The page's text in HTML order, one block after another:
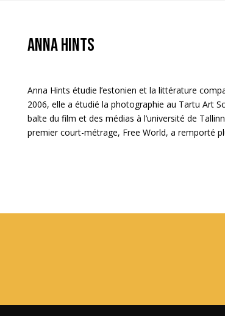
Anna Hints
Anna Hints étudie l’estonien et la littérature
2006, elle a étudié la photographie au Tartu Art
balte du film et des médias à l’université de
premier court-métrage, Free World, a remporté